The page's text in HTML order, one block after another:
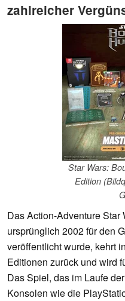
zahlreicher
Star Wars:
Edition
Das Action-Adventure Star
ursprünglich 2002 für den
veröffentlicht wurde, kehrt
Editionen zurück und wird
Das Spiel, das im Laufe
Konsolen wie die